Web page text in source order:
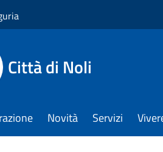
Città di Noli
Novità Servizi